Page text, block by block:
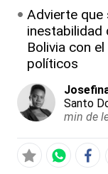
Advierte que
inestabilidad
Bolivia con
políticos
Santo
min de